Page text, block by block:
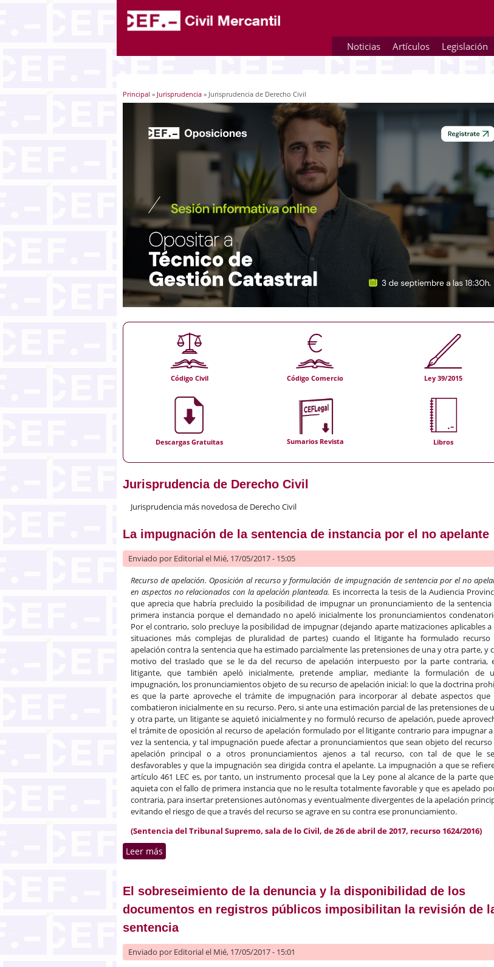
Noticias Artículos Legislación
Usted está aquí
Principal » Jurisprudencia » Jurisprudencia de Derecho Civil
Código Civil Código Comercio Ley 39/2015
Descargas Gratuitas Sumarios Revista Libros
Jurisprudencia de Derecho Civil
Jurisprudencia más novedosa de Derecho Civil
La impugnación de la sentencia de instancia por el no apelante
Enviado por Editorialel Mié, 17/05/2017 - 15:05
Recurso de apelación. Oposición al recurso y formulación de impugnación de sentencia por el no
en aspectos no relacionados con la apelación planteada. Es incorrecta la tesis de la Audiencia
que aprecia que habría precluido la posibilidad de impugnar un pronunciamiento de la sentencia
primera instancia porque el demandado no apeló inicialmente los pronunciamientos
Por el contrario, solo precluye la posibilidad de impugnar (dejando aparte matizaciones aplicables a
situaciones más complejas de pluralidad de partes) cuando el litigante ha formulado recurso
apelación contra la sentencia que ha estimado parcialmente las pretensiones de una y otra parte, y
motivo del traslado que se le da del recurso de apelación interpuesto por la parte contraria,
litigante, que también apeló inicialmente, pretende ampliar, mediante la formulación de
impugnación, los pronunciamientos objeto de su recurso de apelación inicial: lo que la doctrina
es que la parte aproveche el trámite de impugnación para incorporar al debate aspectos que
combatieron inicialmente en su recurso. Pero, si ante una estimación parcial de las pretensiones de
y otra parte, un litigante se aquietó inicialmente y no formuló recurso de apelación, puede
el trámite de oposición al recurso de apelación formulado por el litigante contrario para impugnar a
vez la sentencia, y tal impugnación puede afectar a pronunciamientos que sean objeto del
apelación principal o a otros pronunciamientos ajenos a tal recurso, con tal de que le
desfavorables y que la impugnación sea dirigida contra el apelante. La impugnación a que se
artículo 461 LEC es, por tanto, un instrumento procesal que la Ley pone al alcance de la parte
aquieta con el fallo de primera instancia que no le resulta totalmente favorable y que es apelado
contraria, para insertar pretensiones autónomas y eventualmente divergentes de la apelación
evitando el riesgo de que a través del recurso se agrave en su contra ese pronunciamiento.
(Sentencia del Tribunal Supremo, sala de lo Civil, de 26 de abril de 2017, recurso 1624/2016)
Leer más
El sobreseimiento de la denuncia y la disponibilidad de los
documentos en registros públicos imposibilitan la revisión de
sentencia
Enviado por Editorialel Mié, 17/05/2017 - 15:01